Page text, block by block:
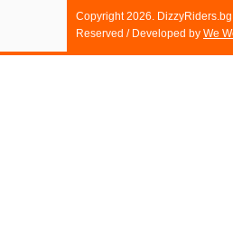
Copyright 2026.
Reserved / Developed by We